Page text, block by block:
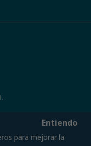
Entiendo
para mejorar la